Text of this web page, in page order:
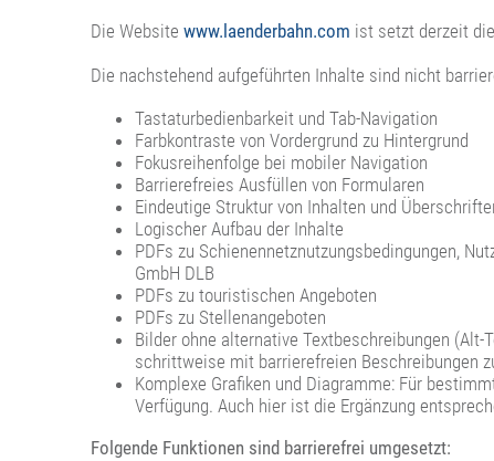
Die Website www.laenderbahn.com ist setzt derzeit
Die nachstehend aufgeführten Inhalte sind nicht
Tastaturbedienbarkeit und Tab-Navigation
Farbkontraste von Vordergrund zu Hintergrund
Fokusreihenfolge bei mobiler Navigation
Barrierefreies Ausfüllen von Formularen
Eindeutige Struktur von Inhalten und
Logischer Aufbau der Inhalte
PDFs zu Schienennetznutzungsbedingungen,
GmbH DLB
PDFs zu touristischen Angeboten
PDFs zu Stellenangeboten
Bilder ohne alternative Textbeschreibungen
schrittweise mit barrierefreien Beschreibungen
Komplexe Grafiken und Diagramme: Für
Verfügung. Auch hier ist die Ergänzung
Folgende Funktionen sind barrierefrei umgesetzt: